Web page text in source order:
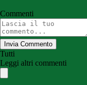
Commenti
Invia Commento
Tutti
Leggi altri commenti